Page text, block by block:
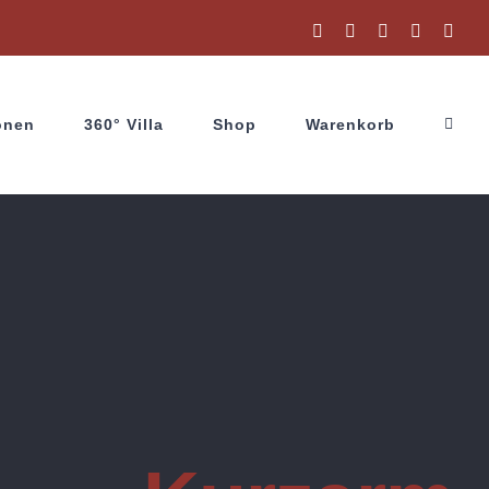
FacebookInstagram YouTube
360° Villa Shop Warenkorb